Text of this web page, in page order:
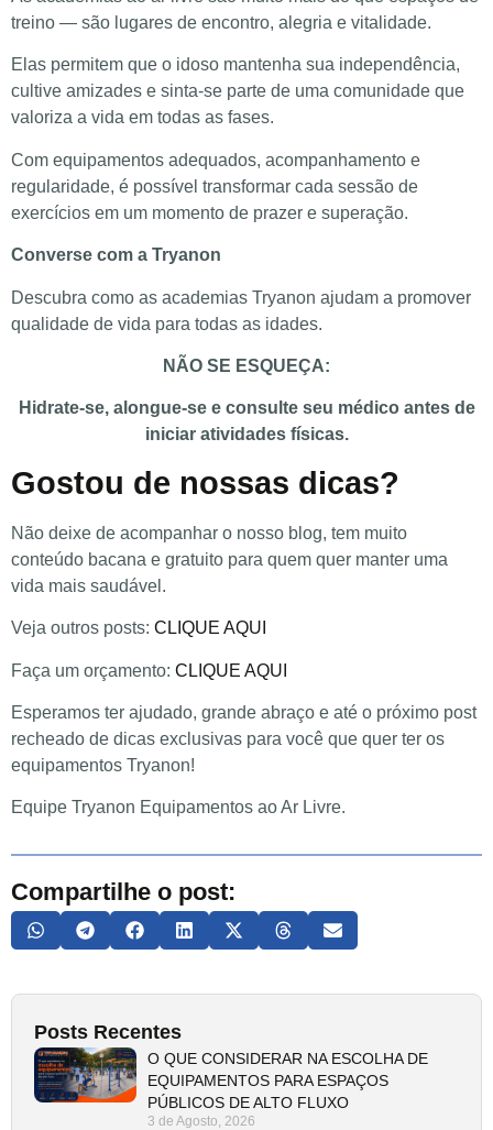
treino — são lugares de encontro, alegria e vitalidade.
Elas permitem que o idoso mantenha sua independência,
cultive amizades e sinta-se parte de uma comunidade que
valoriza a vida em todas as fases.
Com equipamentos adequados, acompanhamento e
regularidade, é possível transformar cada sessão de
exercícios em um momento de prazer e superação.
Converse com a Tryanon
Descubra como as academias Tryanon ajudam a promover
qualidade de vida para todas as idades.
NÃO SE ESQUEÇA:
Hidrate-se, alongue-se e consulte seu médico antes de
iniciar atividades físicas.
Gostou de nossas dicas?
Não deixe de acompanhar o nosso blog, tem muito
conteúdo bacana e gratuito para quem quer manter uma
vida mais saudável.
Veja outros posts: CLIQUE AQUI
Faça um orçamento: CLIQUE AQUI
Esperamos ter ajudado, grande abraço e até o próximo post
recheado de dicas exclusivas para você que quer ter os
equipamentos Tryanon!
Equipe Tryanon Equipamentos ao Ar Livre.
Compartilhe o post:
Posts Recentes
O QUE CONSIDERAR NA ESCOLHA DE
EQUIPAMENTOS PARA ESPAÇOS
PÚBLICOS DE ALTO FLUXO
3 de Agosto, 2026